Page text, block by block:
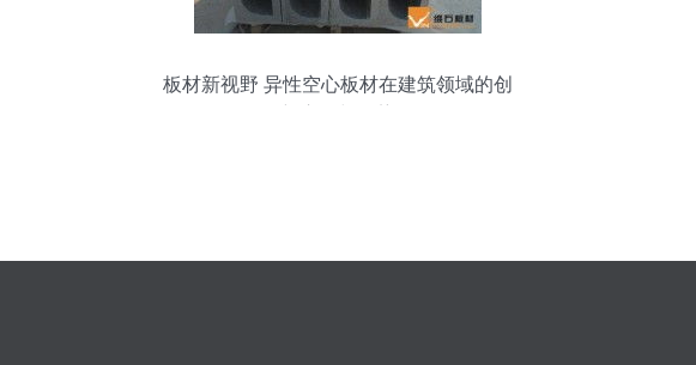
板材新视野 异性空心板材在建筑领域的创